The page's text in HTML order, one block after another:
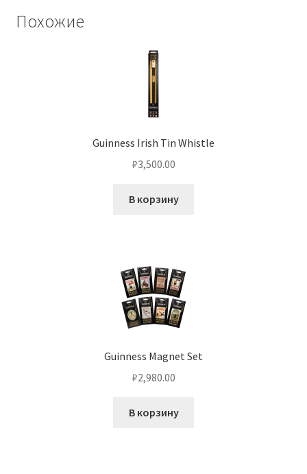
Похожие
Guinness Irish Tin Whistle
₽3,500.00
В корзину
Guinness Magnet Set
₽2,980.00
В корзину